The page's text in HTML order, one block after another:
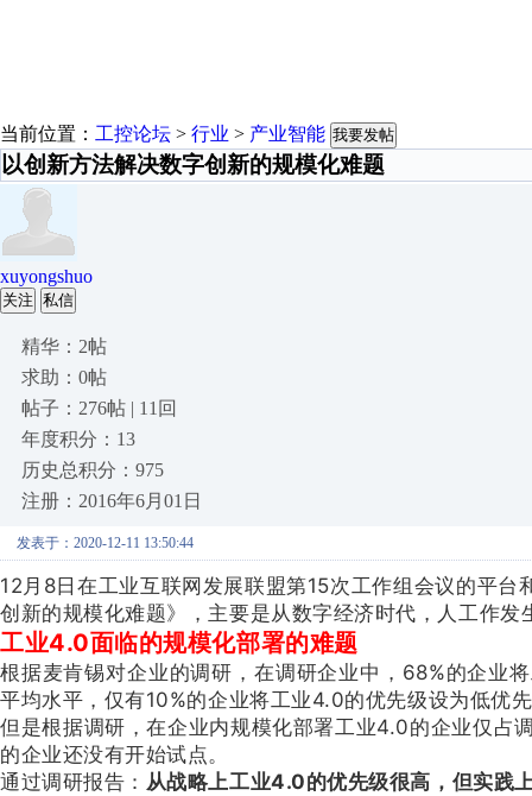
当前位置： 工控论坛 > 行业 > 产业智能 我要发帖
以创新方法解决数字创新的规模化难题
xuyongshuo
关注 私信
精华：2帖
求助：0帖
帖子：276帖 | 11回
年度积分：13
历史总积分：975
注册：2016年6月01日
发表于：2020-12-11 13:50:44
12月8日在工业互联网发展联盟第15次工作组会议的平
创新的规模化难题》，主要是从数字经济时代，人工作
工业4.0面临的规模化部署的难题
根据麦肯锡对企业的调研，在调研企业中，68%的企业
平均水平，仅有10%的企业将工业4.0的优先级设为低优
但是根据调研，在企业内规模化部署工业4.0的企业仅占
的企业还没有开始试点。
通过调研报告： 从战略上工业4.0的优先级很高，但实践